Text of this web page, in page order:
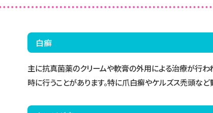
白癬
主に抗真菌薬のクリームや軟膏の外用による治療が行
時に行うことがあります。特に爪白癬やケルズス禿頭な